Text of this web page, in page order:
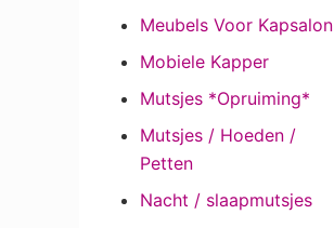
Meubels Voor Kapsalon
Mobiele Kapper
Mutsjes *Opruiming*
Mutsjes / Hoeden /
Petten
Nacht / slaapmutsjes